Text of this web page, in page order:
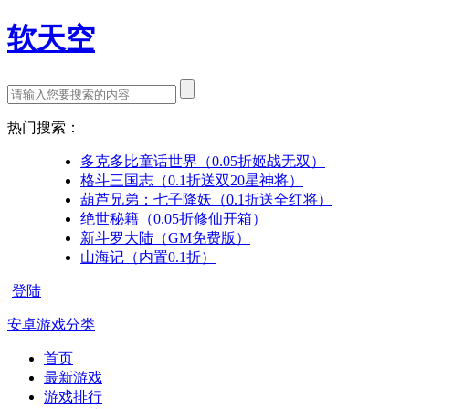
软天空
热门搜索：
多克多比童话世界（0.05折姬战无双）
格斗三国志（0.1折送双20星神将）
葫芦兄弟：七子降妖（0.1折送全红将）
绝世秘籍（0.05折修仙开箱）
新斗罗大陆（GM免费版）
山海记（内置0.1折）
登陆
安卓游戏分类
首页
最新游戏
游戏排行